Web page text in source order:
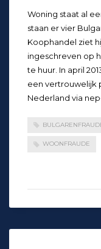
Woning staat al
staan er vier
Koophandel ziet
ingeschreven op
te huur. In april
een vertrouwelijk
Nederland via
WOONFRAUDE